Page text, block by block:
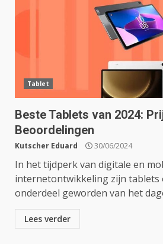
Tablet
Beste Tablets van 2024:
Beoordelingen
Kutscher Eduard 30/06/2024
In het tijdperk van digitale en
internetontwikkeling zijn tablets
onderdeel geworden van het
Lees verder